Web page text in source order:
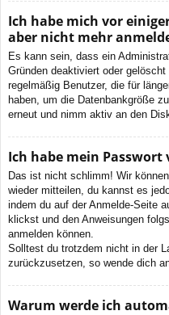
Ich habe mich vor
aber nicht mehr
Es kann sein, dass ein
Gründen deaktiviert oder
regelmäßig Benutzer, die für
haben, um die Datenbankgröße
erneut und nimm aktiv an den
Ich habe mein Passwort
Das ist nicht schlimm! Wir
wieder mitteilen, du kannst es
indem du auf der Anmelde-Seite
klickst und den Anweisungen
anmelden können.
Solltest du trotzdem nicht in der
zurückzusetzen, so wende dich
Warum werde ich